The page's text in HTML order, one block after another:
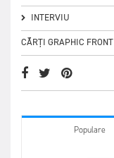
INTERVIU
CĂRȚI GRAPHIC FRONT
Populare